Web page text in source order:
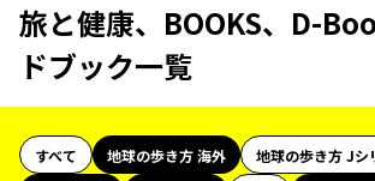
旅と健康、BOOKS、D-
ドブック一覧
すべて 地球の歩き方 海外
地球の歩き方 Jシ